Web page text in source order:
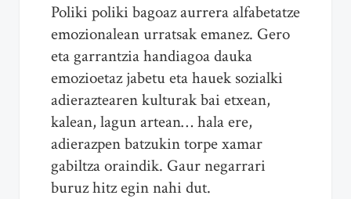
Poliki poliki bagoaz aurrera alfabetatze
emozionalean urratsak emanez. Gero
eta garrantzia handiagoa dauka
emozioetaz jabetu eta hauek sozialki
adieraztearen kulturak bai etxean,
kalean, lagun artean… hala ere,
adierazpen batzukin torpe xamar
gabiltza oraindik. Gaur negarrari
buruz hitz egin nahi dut.